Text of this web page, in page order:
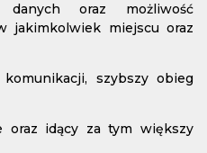
oraz możliwość
jakimkolwiek miejscu oraz
szybszy obieg
oraz idący za tym większy